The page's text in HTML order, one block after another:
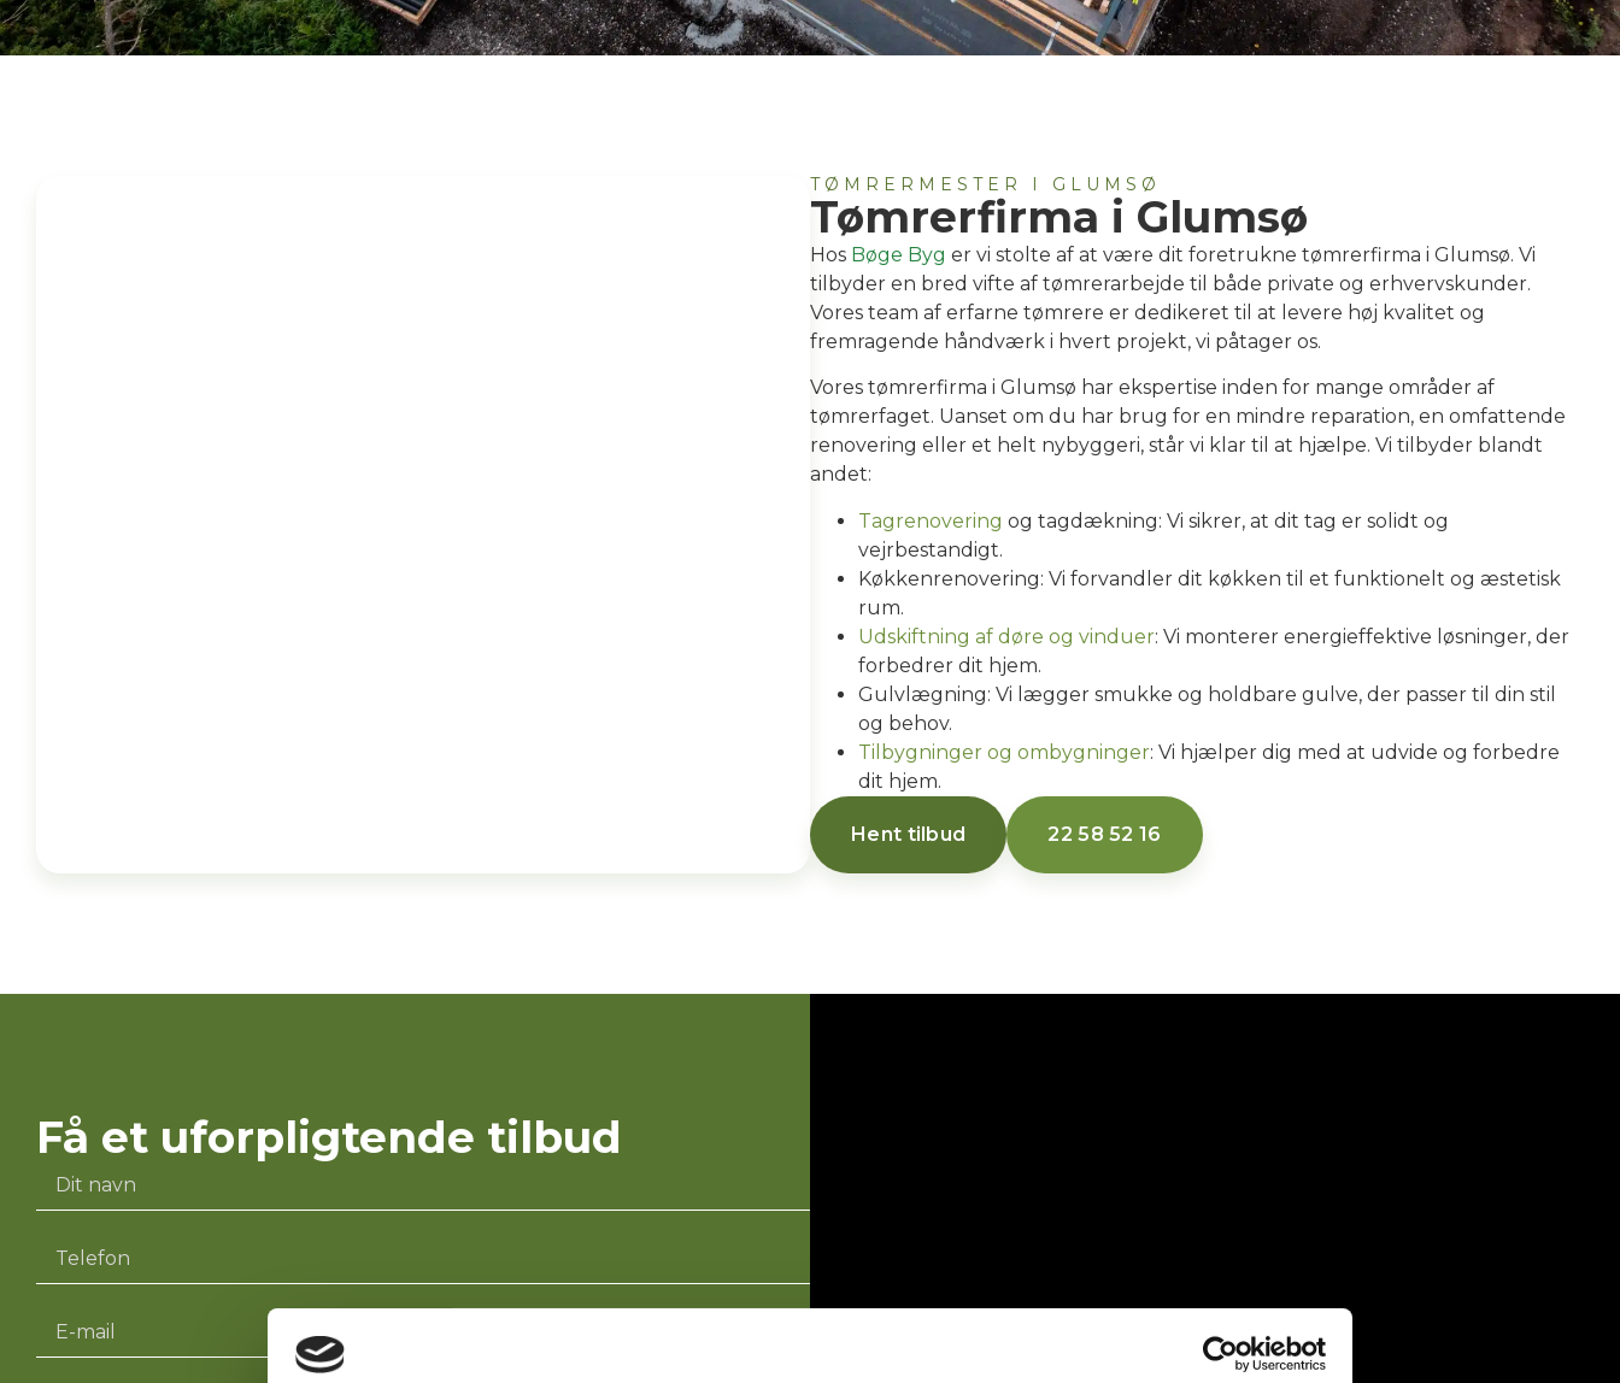
TØMRERMESTER I GLUMSØ
Tømrerfirma i Glumsø
Hos Bøge Byg er vi stolte af at være dit foretrukne tømrerfirma i Glumsø. Vi
tilbyder en bred vifte af tømrerarbejde til både private og erhvervskunder.
Vores team af erfarne tømrere er dedikeret til at levere høj kvalitet og
fremragende håndværk i hvert projekt, vi påtager os.
Vores tømrerfirma i Glumsø har ekspertise inden for mange områder af
tømrerfaget. Uanset om du har brug for en mindre reparation, en omfattende
renovering eller et helt nybyggeri, står vi klar til at hjælpe. Vi tilbyder blandt
andet:
Tagrenovering og tagdækning: Vi sikrer, at dit tag er solidt og
vejrbestandigt.
Køkkenrenovering: Vi forvandler dit køkken til et funktionelt og æstetisk
rum.
Udskiftning af døre og vinduer: Vi monterer energieffektive løsninger, der
forbedrer dit hjem.
Gulvlægning: Vi lægger smukke og holdbare gulve, der passer til din stil
og behov.
Tilbygninger og ombygninger: Vi hjælper dig med at udvide og forbedre
dit hjem.
Hent tilbud 22 58 52 16
Få et uforpligtende tilbud